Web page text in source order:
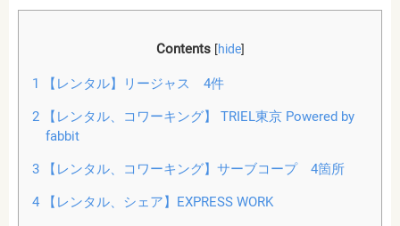
Contents [hide]
1 【レンタル】リージャス 4件
2【レンタル、コワーキング】 TRIEL東京 Powered by
fabbit
3【レンタル、コワーキング】サーブコープ 4箇所
4【レンタル、シェア】EXPRESS WORK